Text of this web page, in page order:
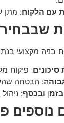
עם הלקוח: מתן
בניה מקצועי
: פיקוח
: הבטחה
בזמן ובכסף:
נוספים